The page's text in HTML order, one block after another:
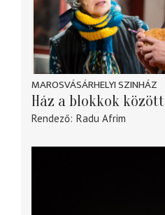
MAROSVÁSÁRHELYI SZINHÁZ
Ház a blokkok között
Rendező Radu Afrim